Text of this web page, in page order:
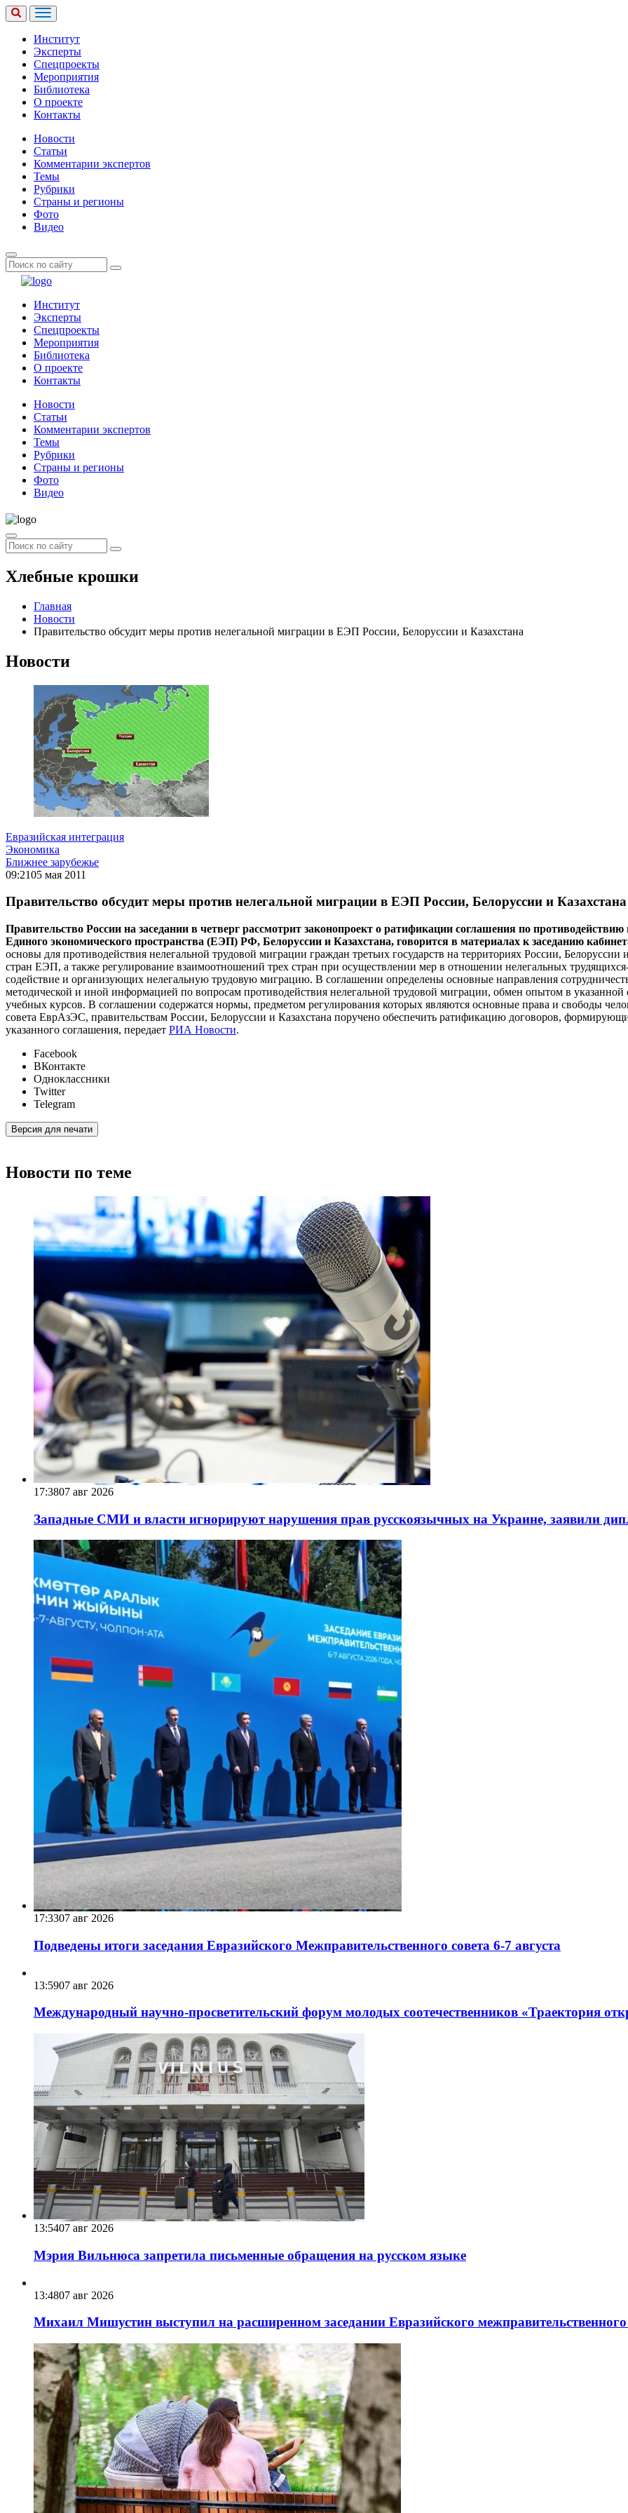
Институт
Эксперты
Спецпроекты
Мероприятия
Библиотека
О проекте
Контакты
Новости
Статьи
Комментарии экспертов
Темы
Рубрики
Страны и регионы
Фото
Видео
Институт
Эксперты
Спецпроекты
Мероприятия
Библиотека
О проекте
Контакты
Новости
Статьи
Комментарии экспертов
Темы
Рубрики
Страны и регионы
Фото
Видео
Хлебные крошки
Главная
Новости
Правительство обсудит меры против нелегальной миграции в ЕЭП России, Белоруссии и Казахстана
Новости
Евразийская интеграция
Экономика
Ближнее зарубежье
09:2105 мая 2011
Правительство обсудит меры против нелегальной миграции в ЕЭП России, Белоруссии и Казахстана
Правительство России на заседании в четверг рассмотрит законопроект о ратификации соглашения по
Единого экономического пространства (ЕЭП) РФ, Белоруссии и Казахстана, говорится в материалах к заседанию
основы для противодействия нелегальной трудовой миграции граждан третьих государств на территориях России,
стран ЕЭП, а также регулирование взаимоотношений трех стран при осуществлении мер в отношении нелегальных
содействие и организующих нелегальную трудовую миграцию. В соглашении определены основные направления
методической и иной информацией по вопросам противодействия нелегальной трудовой миграции, обмен опытом в
учебных курсов. В соглашении содержатся нормы, предметом регулирования которых являются основные права и свободы
совета ЕврАзЭС, правительствам России, Белоруссии и Казахстана поручено обеспечить ратификацию договоров,
указанного соглашения, передает РИА Новости.
Facebook
ВКонтакте
Одноклассники
Twitter
Telegram
Версия для печати
Новости по теме
17:3807 авг 2026
Западные СМИ и власти игнорируют нарушения прав русскоязычных на Украине, заявили
17:3307 авг 2026
Подведены итоги заседания Евразийского Межправительственного совета 6-7 августа
13:5907 авг 2026
Международный научно-просветительский форум молодых соотечественников «Траектория
13:5407 авг 2026
Мэрия Вильнюса запретила письменные обращения на русском языке
13:4807 авг 2026
Михаил Мишустин выступил на расширенном заседании Евразийского